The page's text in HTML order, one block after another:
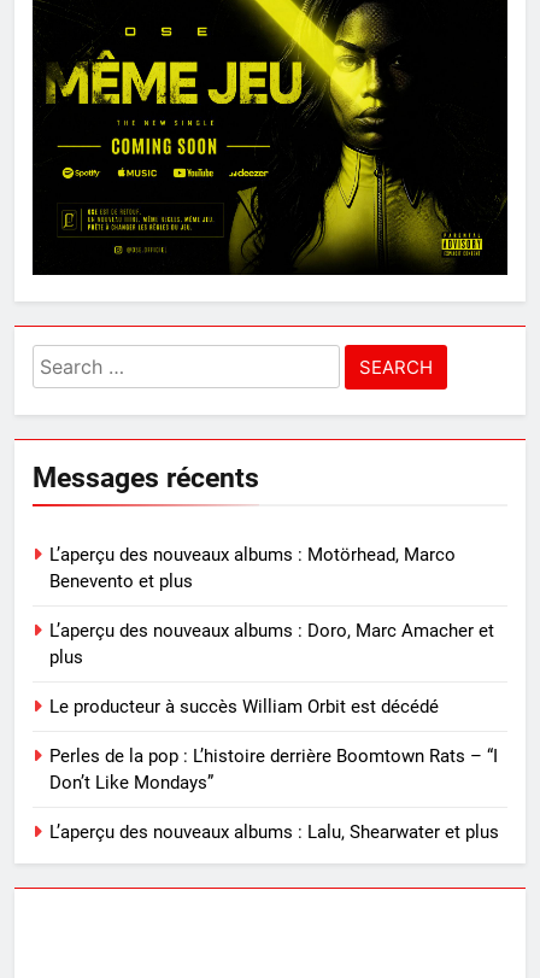
Search
for:
Messages récents
L’aperçu des nouveaux albums : Motörhead, Marco
Benevento et plus
L’aperçu des nouveaux albums : Doro, Marc Amacher et
plus
Le producteur à succès William Orbit est décédé
Perles de la pop : L’histoire derrière Boomtown Rats – “I
Don’t Like Mondays”
L’aperçu des nouveaux albums : Lalu, Shearwater et plus